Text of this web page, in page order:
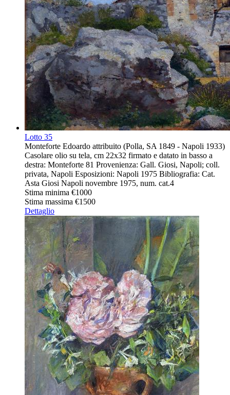
Lotto 35
Monteforte Edoardo attribuito (Polla, SA 1849 - Napoli 1933)
Casolare olio su tela, cm 22x32 firmato e datato in basso a
destra: Monteforte 81 Provenienza: Gall. Giosi, Napoli; coll.
privata, Napoli Esposizioni: Napoli 1975 Bibliografia: Cat.
Asta Giosi Napoli novembre 1975, num. cat.4
Stima minima €1000
Stima massima €1500
Dettaglio